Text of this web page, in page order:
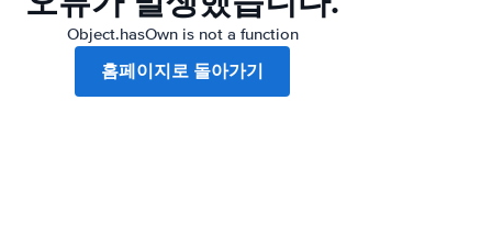
Object.hasOwn is not a function
홈페이지로 돌아가기